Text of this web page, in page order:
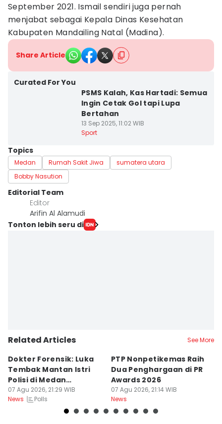
September 2021. Ismail sendiri juga pernah
menjabat sebagai Kepala Dinas Kesehatan
Kabupaten Mandailing Natal (Madina).
Share Article
Curated For You
PSMS Kalah, Kas Hartadi: Semua
Ingin Cetak Gol tapi Lupa
Bertahan
13 Sep 2025, 11:02 WIB
Sport
Topics
Medan Rumah Sakit Jiwa
sumatera utara
Bobby Nasution
Editorial Team
Editor
Arifin Al Alamudi
Tonton lebih seru di
Related Articles See More
Dokter Forensik: Luka
Tembak Mantan Istri
Polisi di Medan
Berkarakter Tempel
07 Agu 2026, 21:29 WIB
News
Polls
PTP Nonpetikemas Raih
Dua Penghargaan di PR
Awards 2026
07 Agu 2026, 21:14 WIB
News